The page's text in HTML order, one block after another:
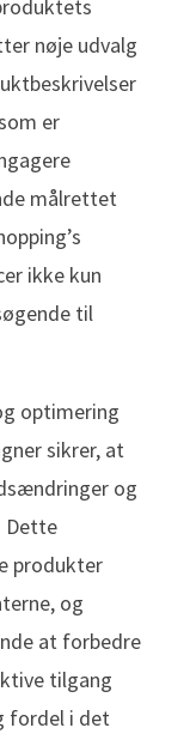
nøje udvalg
er
målrettet
ikke kun
til
optimering
sikrer, at
og
Dette
produkter
og
at forbedre
tilgang
fordel i det